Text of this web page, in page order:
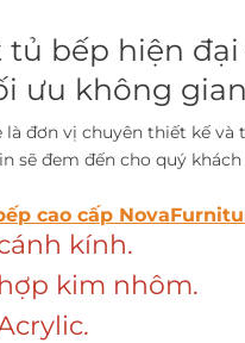
tủ bếp hiện
ưu không
đơn vị chuyên thiết kế và
sẽ đem đến cho quý
cao cấp
kính.
kim nhôm.